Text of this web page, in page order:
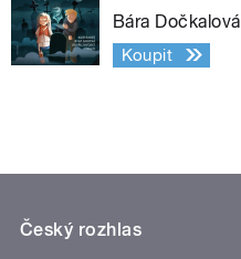
Bára Dočkalová
Koupit
Český rozhlas